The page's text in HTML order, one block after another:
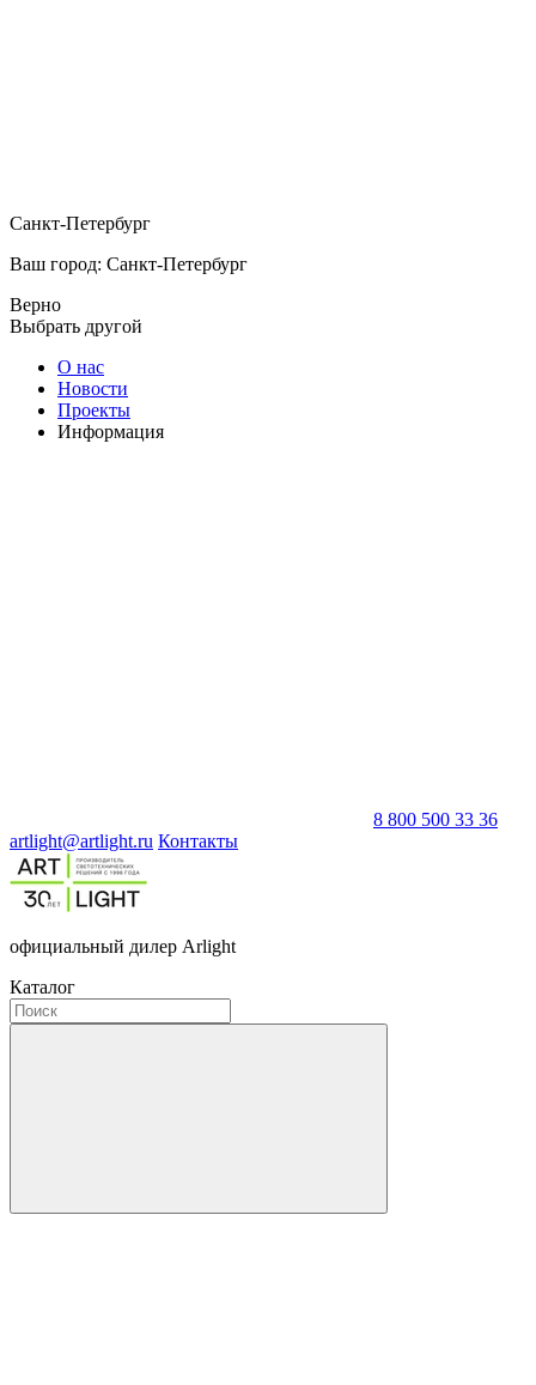
Санкт-Петербург
Ваш город: Санкт-Петербург
Верно
Выбрать другой
О нас
Новости
Проекты
Информация
8 800 500 33 36
artlight@artlight.ru Контакты
официальный дилер Arlight
Каталог